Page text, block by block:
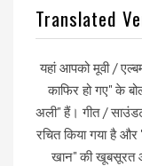
Translated
यहां आपको मूवी /
काफिर हो गए" के
अली" हैं। गीत /
रचित किया गया है
खान" की खूबसूरत